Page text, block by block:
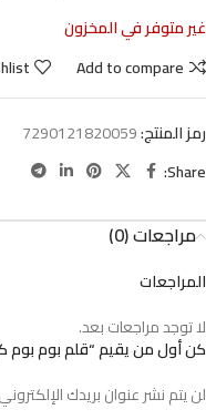
غير متوفر في المخزون
Add to compare
رمز المنتج:7290121820059
Share:
مراجعات (0)
المراجعات
لا توجد مراجعات بعد.
كن أول من يقيم “قلم بوم بوم
لن يتم نشر عنوان بريدك